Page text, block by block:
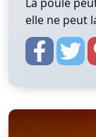
elle ne peut